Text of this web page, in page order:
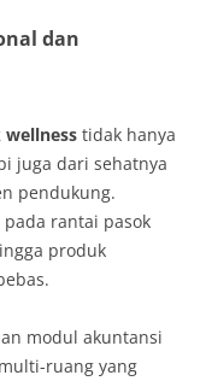
dan
tidak hanya
juga dari sehatnya
pendukung.
rantai pasok
produk
modul akuntansi
ruang yang